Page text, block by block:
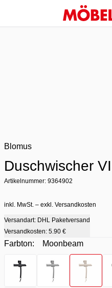
Blomus
Duschwischer
Artikelnummer: 9364902
inkl. MwSt. – exkl. Versandkosten
Versandart: DHL Paketversand
Versandkosten: 5.90 €
Farbton:
Moonbeam
Farbton
- Magnet
Farbton - Micro Chip
Farbton -